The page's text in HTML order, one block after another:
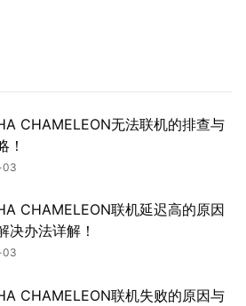
CHAMELEON无法联机的排查与
！
03
CHAMELEON联机延迟高的原因
决办法详解！
03
CHAMELEON联机失败的原因与